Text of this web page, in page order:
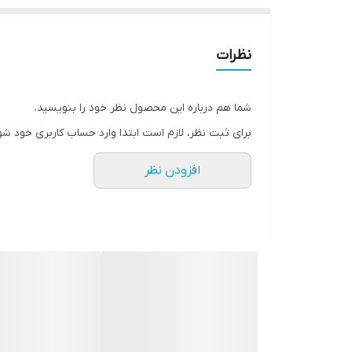
نظرات
شما هم درباره این محصول نظر خود را بنویسید.
برای ثبت نظر، لازم است ابتدا وارد حساب کاربری خود
افزودن نظر